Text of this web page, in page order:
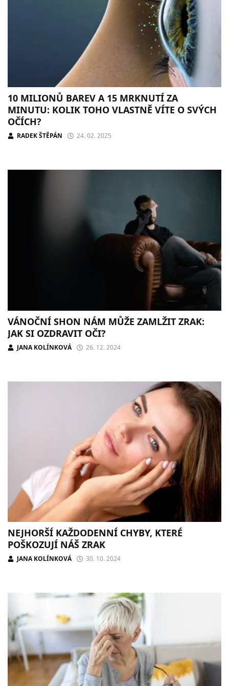
10 MILIONŮ BAREV A 15 MRKNUTÍ ZA
MINUTU: KOLIK TOHO VLASTNĚ VÍTE O SVÝCH
OČÍCH?
RADEK ŠTĚPÁN 24. 02. 2025
VÁNOČNÍ SHON NÁM MŮŽE ZAMLŽIT ZRAK:
JAK SI OZDRAVIT OČI?
JANA KOLÍNKOVÁ 26. 12. 2024
NEJHORŠÍ KAŽDODENNÍ CHYBY, KTERÉ
POŠKOZUJÍ NÁŠ ZRAK
JANA KOLÍNKOVÁ 30. 10. 2024